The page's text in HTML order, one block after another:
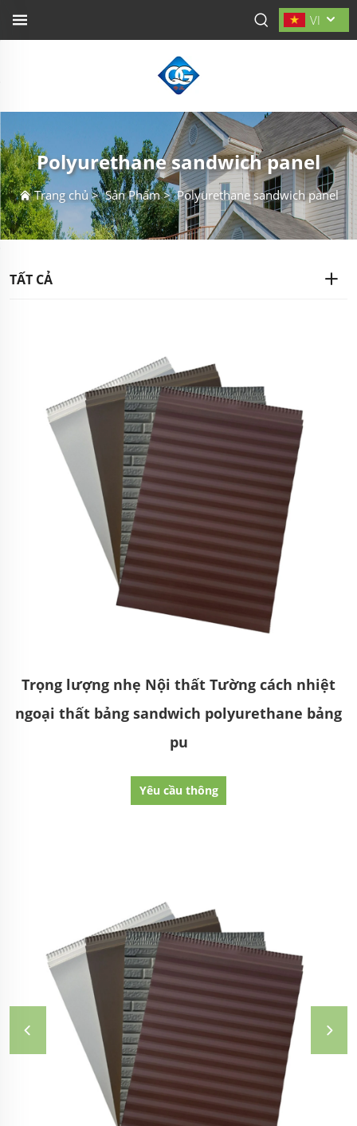
VI
Polyurethane sandwich panel
Trang chủ>Sản Phẩm>Polyurethane sandwich panel
TẤT CẢ
Trọng lượng nhẹ Nội thất Tường cách nhiệt
ngoại thất bảng sandwich polyurethane bảng
pu
Yêu cầu thông